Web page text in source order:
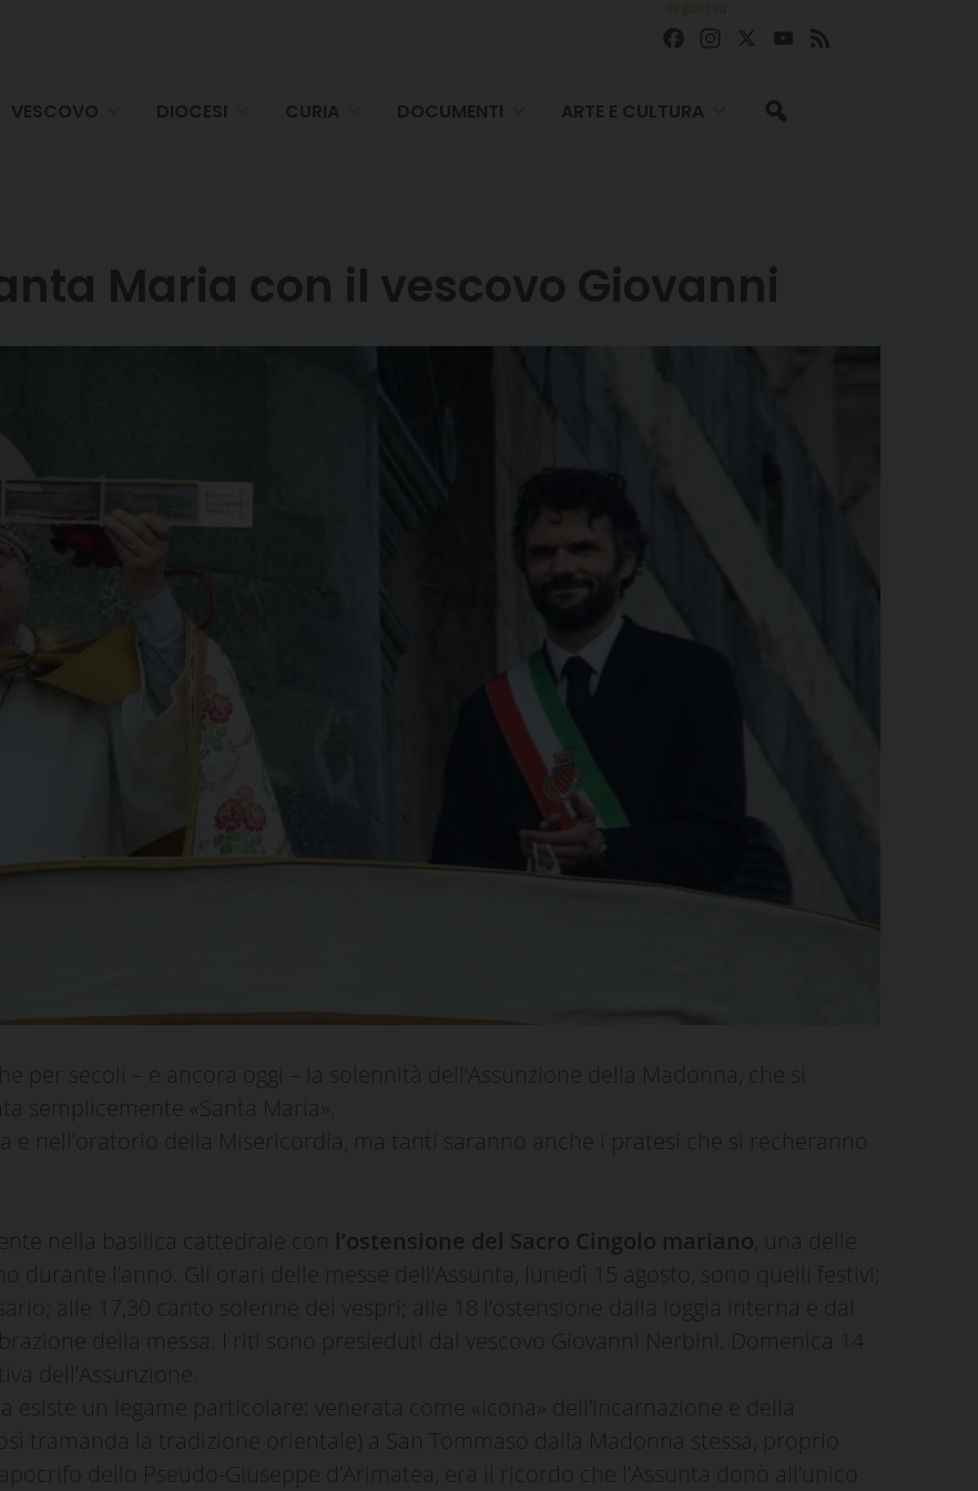
seguici su
FacebookInstagram YouTube
VESCOVO DIOCESI CURIA DOCUMENTI ARTE E CULTURA
Maria con il vescovo Giovanni
per secoli – e ancora oggi – la solennità dell’Assunzione della Madonna, che si
semplicemente «Santa Maria».
e nell’oratorio della Misericordia, ma tanti saranno anche i pratesi che si recheranno
nella basilica cattedrale con l’ostensione del Sacro Cingolo mariano , una delle
durante l’anno. Gli orari delle messe dell’Assunta, lunedì 15 agosto, sono quelli festivi;
alle 17,30 canto solenne dei vespri; alle 18 l’ostensione dalla loggia interna e dal
della messa. I riti sono presieduti dal vescovo Giovanni Nerbini. Domenica 14
dell’Assunzione.
esiste un legame particolare: venerata come «icona» dell’incarnazione e della
tramanda la tradizione orientale) a San Tommaso dalla Madonna stessa, proprio
dello Pseudo-Giuseppe d’Arimatea, era il ricordo che l’Assunta donò all’unico